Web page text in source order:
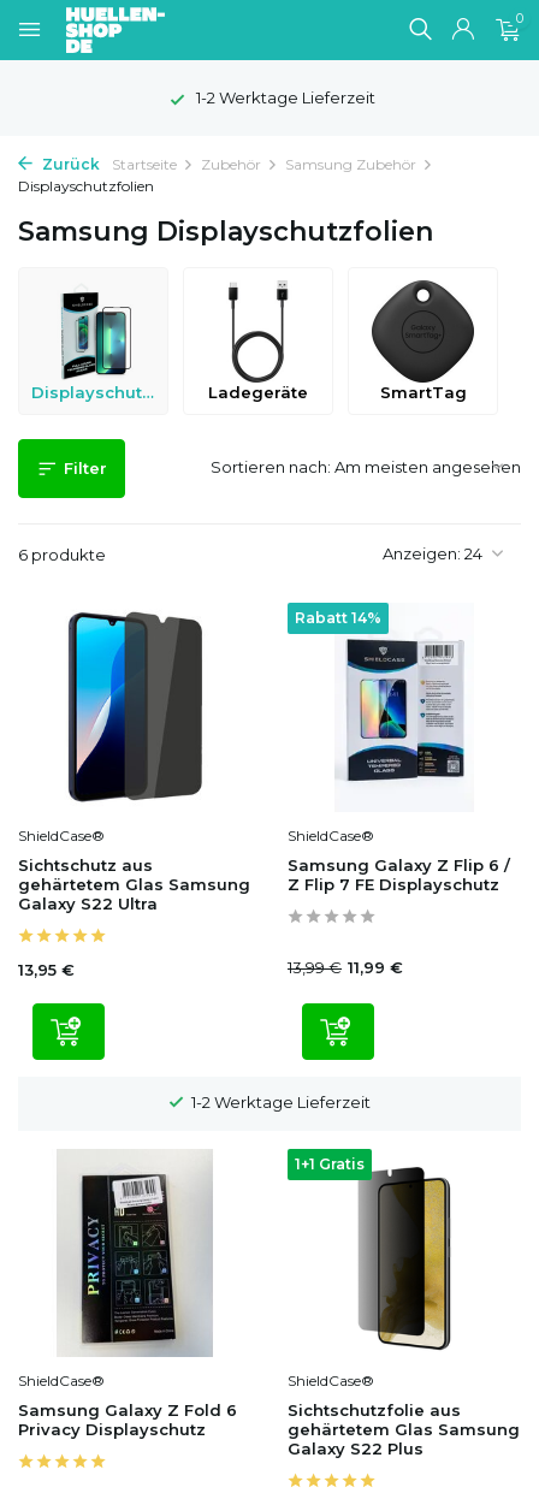
0
1-2 Werktage Lieferzeit
Zurück Startseite Zubehör
Samsung Zubehör
Displayschutzfolien
Samsung Displayschutzfolien
Displayschutzfolien Ladegeräte SmartTag
Filter
6 produkte Anzeigen:
Sortieren nach:
ShieldCase®
Sichtschutz aus
gehärtetem Glas Samsung
Galaxy S22 Ultra
13,95 €
Rabatt 14%
ShieldCase®
Samsung Galaxy Z Flip 6 /
Z Flip 7 FE Displayschutz
13,99 € 11,99 €
1-2 Werktage Lieferzeit
ShieldCase®
Samsung Galaxy Z Fold 6
Privacy Displayschutz
1+1 Gratis
ShieldCase®
Sichtschutzfolie aus
gehärtetem Glas Samsung
Galaxy S22 Plus